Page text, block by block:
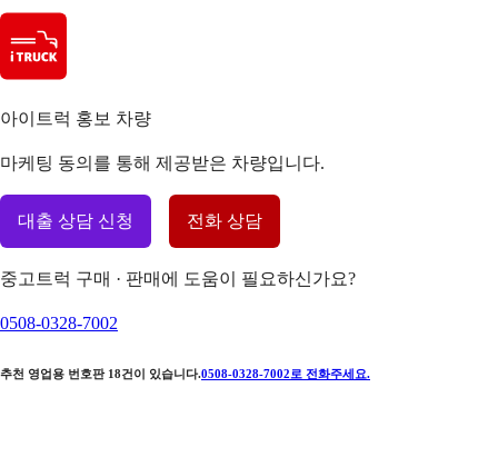
아이트럭 홍보 차량
마케팅 동의를 통해 제공받은 차량입니다.
대출 상담 신청 전화 상담
중고트럭 구매 · 판매에 도움이 필요하신가요?
0508-0328-7002
추천 영업용 번호판 18건이 있습니다.0508-0328-7002 로 전화주세요.